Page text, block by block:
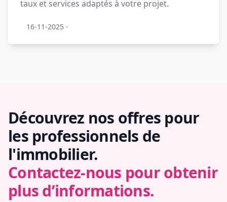
taux et services adaptés à votre projet.
16-11-2025 ·
Découvrez nos offres pour
les professionnels de
l'immobilier.
Contactez-nous pour obtenir
plus d’informations.